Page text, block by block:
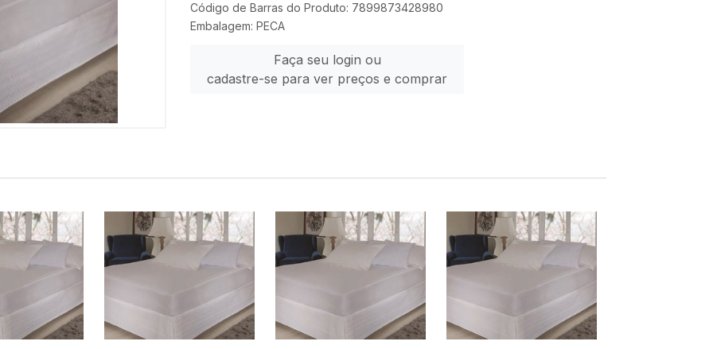
Código de Barras do Produto: 7899873428980
Embalagem: PECA
Faça seu login ou
cadastre-se para ver preços e comprar